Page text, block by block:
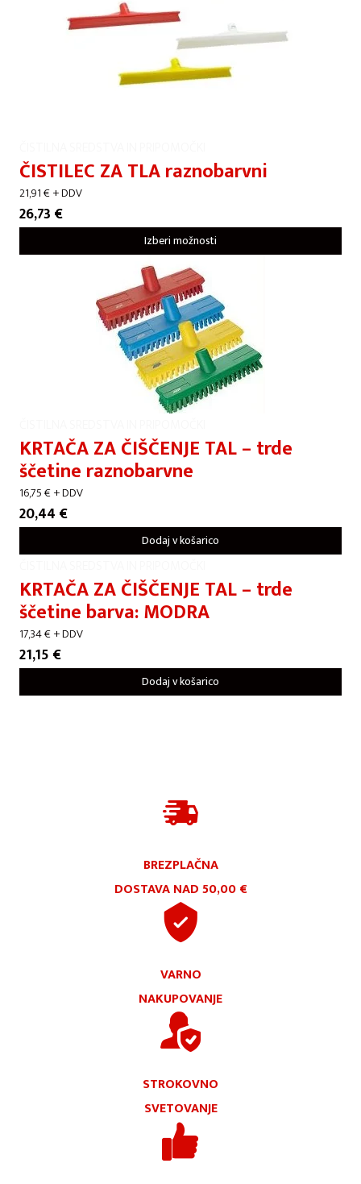
ČISTILEC ZA TLA raznobarvni
21,91€+ DDV
26,73 €
Izberi možnosti
KRTAČA ZA ČIŠČENJE TAL – trde
ščetine raznobarvne
16,75€+ DDV
20,44 €
Dodaj v košarico
KRTAČA ZA ČIŠČENJE TAL – trde
ščetine barva: MODRA
17,34€+ DDV
21,15 €
Dodaj v košarico
BREZPLAČNA
DOSTAVA NAD 50,00 €
VARNO
NAKUPOVANJE
STROKOVNO
SVETOVANJE